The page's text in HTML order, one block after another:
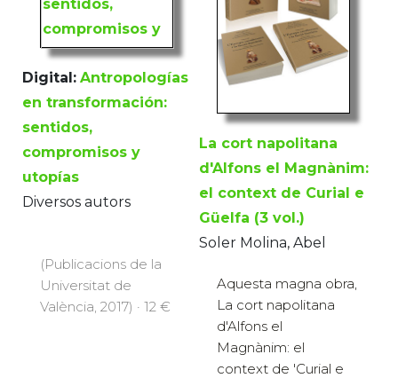
Digital: Antropologías
en transformación:
sentidos,
compromisos y
utopías
Diversos autors
(Publicacions de la
Universitat de
València, 2017) · 12 €
La cort napolitana
d'Alfons el Magnànim:
el context de Curial e
Güelfa (3 vol.)
Soler Molina, Abel
Aquesta magna obra,
La cort napolitana
d'Alfons el
Magnànim: el
context de 'Curial e